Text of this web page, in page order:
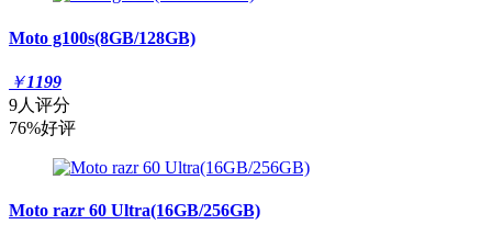
Moto g100s(8GB/128GB)
￥1199
9人评分
76%好评
Moto razr 60 Ultra(16GB/256GB)